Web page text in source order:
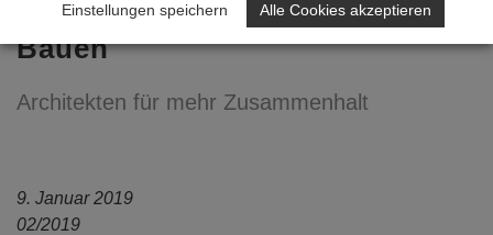
Inklusion heißt: Für alle
Bauen
Architekten für mehr Zusammenhalt
9. Januar 2019
02/2019
Einstellungen speichern Alle Cookies akzeptieren